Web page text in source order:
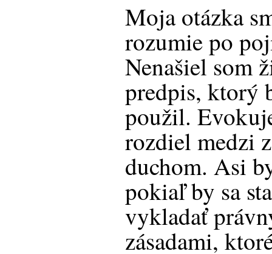
Moja otázka
rozumie po
Nenašiel som
predpis, ktorý
použil.
rozdiel medzi
duchom. Asi
pokiaľ by sa
vykladať
zásadami,